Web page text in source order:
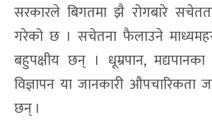
सरकारले बिगतमा झै रोगबारे
गरेको छ । सचेतना फैलाउने
बहुपक्षीय छन् । धूम्रपान, मद्यपानका
विज्ञापन या जानकारी औपचारिकता
छन् ।